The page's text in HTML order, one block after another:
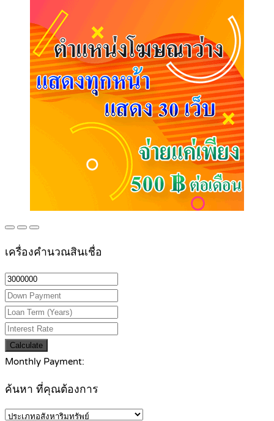
เครื่องคำนวณสินเชื่อ
Calculate
Monthly Payment:
ค้นหา ที่คุณต้องการ